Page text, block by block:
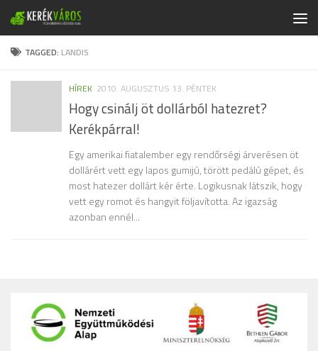
Skip to content
TAGGED: LANDIS
HÍREK 2010. AUGUSZTUS 13. PÉNTEK
Hogy csinálj öt dollárból hatezret?
Kerékpárral!
Egy amerikai fiatalember egy rendőrségi árverésen öt
dollárért vett egy lapos gumijú, törött pedálú gépet, és
most hatezer dollárt kér érte. Logikusnak látszik, hogy
vett egy romot és hangyit följavította. Az igazság
azonban ennél...